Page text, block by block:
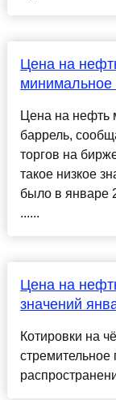
Цена на
минимальное
Цена на нефть
баррель,
торгов на
такое низкое
было в январе
......
Цена на
значений
Котировки на
стремительное